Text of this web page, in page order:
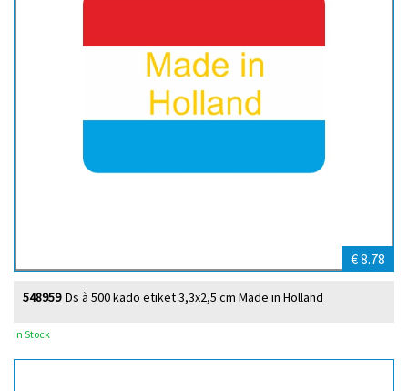
€ 8.78
Ds à 500 kado etiket 3,3x2,5 cm Made in Holland
548959
In Stock